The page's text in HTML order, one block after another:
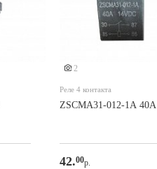
2
Реле 4 контакта
ZSCMA31-012-1A 40A
42.00р.